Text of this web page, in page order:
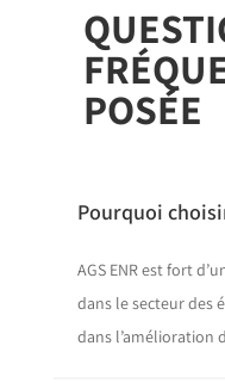
POSÉE
Pourquoi
AGS ENR est fort
dans le secteur des
dans l’amélioration